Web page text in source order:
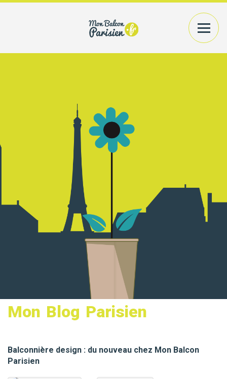
PRATIQUES
A MON COMPTE
RECHERCHER UN PRODUIT
Mon Blog Parisien
Balconnière design : du nouveau chez Mon Balcon
Parisien